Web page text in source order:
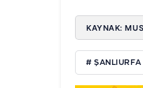
KAYNAK:
# ŞANLIURFA